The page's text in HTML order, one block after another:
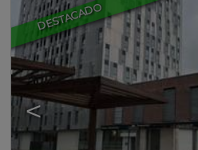
DESTACADO
<